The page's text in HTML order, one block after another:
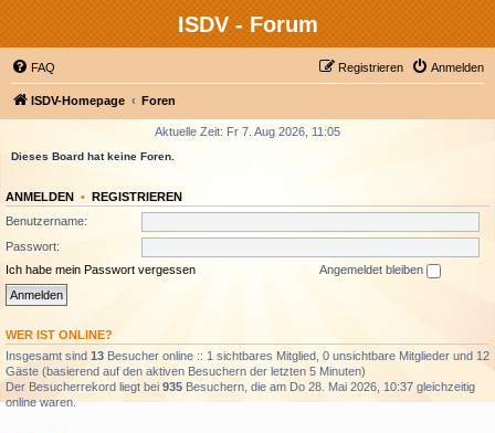
ISDV - Forum
FAQ Anmelden
Registrieren
ISDV-Homepage Foren
Aktuelle Zeit: Fr 7. Aug 2026, 11:05
Dieses Board hat keine Foren.
ANMELDEN • REGISTRIEREN
Benutzername:
Passwort:
Ich habe mein Passwort vergessen
Angemeldet bleiben
WER IST ONLINE?
Insgesamt sind 13 Besucher online :: 1 sichtbares Mitglied, 0 unsichtbare Mitglieder und 12
Gäste (basierend auf den aktiven Besuchern der letzten 5 Minuten)
Der Besucherrekord liegt bei 935 Besuchern, die am Do 28. Mai 2026, 10:37 gleichzeitig
online waren.